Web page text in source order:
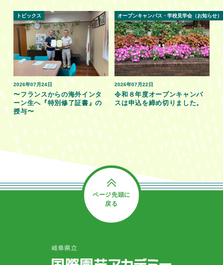
2026年07月24日
トピックス
〜フランスからの海外インタ
ーン生へ『特別修了証書』の
授与〜
2026年07月22日
オープンキャンパス・学校見学会（お知らせ）
令和８年度オープンキャンパ
スは申込を締め切りました。
ページ先頭に
戻る